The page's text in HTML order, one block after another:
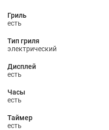
Гриль
есть
Тип гриля
электрический
Дисплей
есть
Часы
есть
Таймер
есть